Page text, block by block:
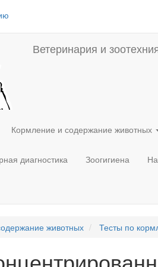
Ветеринария и
Кормление и содержание животных
диагностика Зоогигиена
животных Тесты по